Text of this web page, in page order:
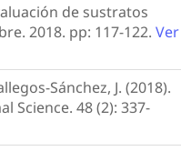
de sustratos
2018. pp: 117-122.Ver
Sánchez, J. (2018).
Science. 48 (2): 337-